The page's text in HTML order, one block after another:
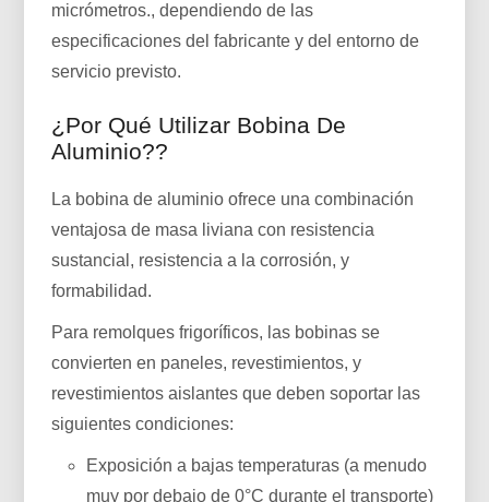
micrómetros., dependiendo de las
especificaciones del fabricante y del entorno de
servicio previsto.
¿Por Qué Utilizar Bobina De
Aluminio??
La bobina de aluminio ofrece una combinación
ventajosa de masa liviana con resistencia
sustancial, resistencia a la corrosión, y
formabilidad.
Para remolques frigoríficos, las bobinas se
convierten en paneles, revestimientos, y
revestimientos aislantes que deben soportar las
siguientes condiciones:
Exposición a bajas temperaturas (a menudo
muy por debajo de 0°C durante el transporte)